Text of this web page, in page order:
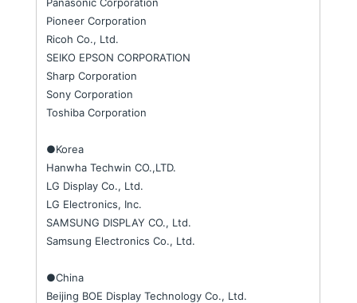
Pioneer Corporation
Ricoh Co., Ltd.
SEIKO EPSON CORPORATION
Sharp Corporation
Sony Corporation
Toshiba Corporation
●Korea
Hanwha Techwin CO.,LTD.
LG Display Co., Ltd.
LG Electronics, Inc.
SAMSUNG DISPLAY CO., Ltd.
Samsung Electronics Co., Ltd.
●China
Beijing BOE Display Technology Co., Ltd.